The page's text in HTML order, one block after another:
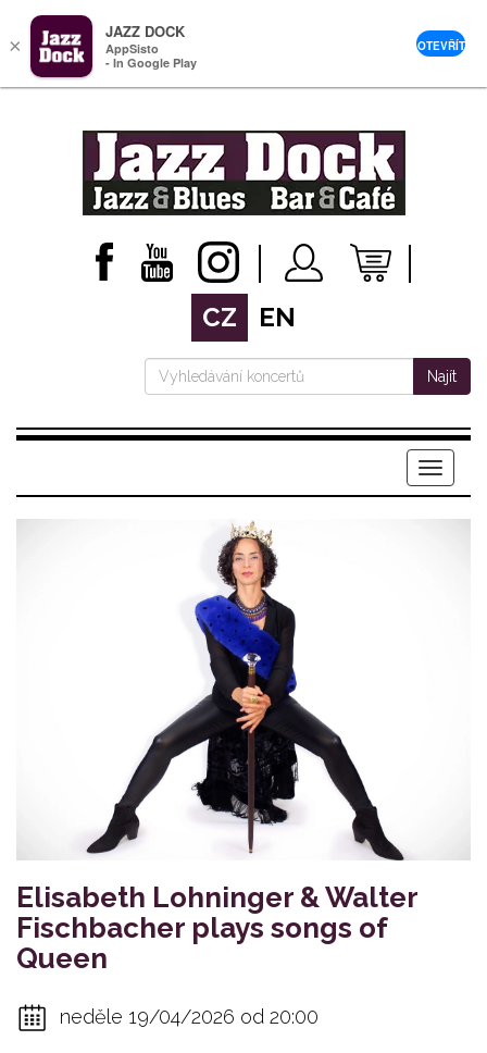
CZ EN
Najít
Menu
Elisabeth Lohninger & Walter
Fischbacher plays songs of
Queen
neděle 19/04/2026 od 20:00
×
JAZZ DOCK
AppSisto
- In Google Play
OTEVŘÍT